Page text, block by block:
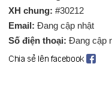
XH chung: #30212
Email: Đang cập nhật
Số điện thoại: Đang cập